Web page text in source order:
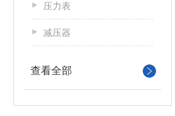
压力表
减压器
查看全部